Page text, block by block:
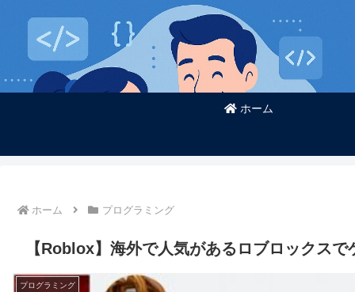
ホーム
ホーム プログラミング
【Roblox】海外で人気があるロブロックス
プログラミング